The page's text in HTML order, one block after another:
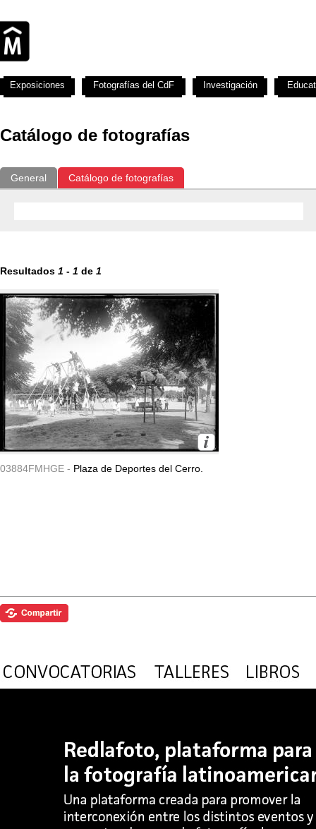
Catálogo de fotografías
General Catálogo de fotografías
Resultados 1 - 1 de 1
03884FMHGE - Plaza de Deportes del Cerro.
Exposiciones Fotografías del CdF Investigación